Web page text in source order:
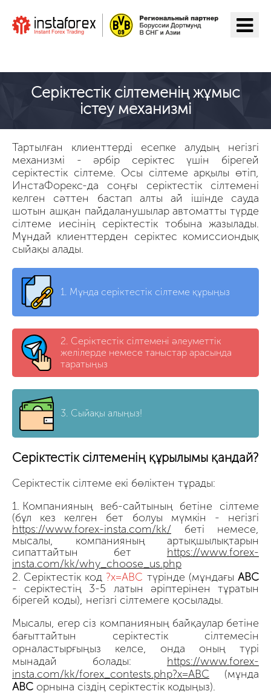
Серіктестік сілтеменің жұмыс
істеу механизмі
Тартылған клиенттерді есепке алудың негізгі
механизмі - әрбір серіктес үшін бірегей
серіктестік сілтеме. Осы сілтеме арқылы өтіп,
ИнстаФорекс-да соңғы серіктестік сілтемені
келген сәттен бастап алты ай ішінде сауда
шотын ашқан пайдаланушылар автоматты түрде
сілтеме иесінің серіктестік тобына жазылады.
Мұндай клиенттерден серіктес комиссиондық
сыйақы алады.
1. Мұнда серіктестік сілтеме құрыңыз
2. Серіктестік сілтемені әлеуметтік
желілерде немесе таныстар арасында
таратыңыз
3. Сыйақы алыңыз!
Серіктестік сілтеменің құрылымы қандай?
Серіктестік сілтеме екі бөліктен тұрады:
Компанияның веб-сайтының бетіне сілтеме
(бұл кез келген бет болуы мүмкін - негізгі
https://www.forex-insta.com/kk/ беті немесе,
мысалы, компанияның артықшылықтарын
сипаттайтын бет https://www.forex-
insta.com/kk/why_choose_us.php
Серіктестік код ?x=ABC түрінде (мұндағыABC
- серіктестің 3-5 латын әріптерінен тұратын
бірегей коды), негізгі сілтемеге қосылады.
Мысалы, егер сіз компанияның байқаулар бетіне
бағыттайтын серіктестік сілтемесін
орналастырғыңыз келсе, онда оның түрі
мынадай болады: https://www.forex-
insta.com/kk/forex_contests.php?x=ABC (мұнда
АВС орнына сіздің серіктестік кодыңыз).